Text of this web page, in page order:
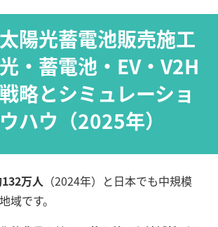
陽光蓄電池販売施工
・蓄電池・EV・V2H
略とシミュレーショ
ハウ（2025年）
万人 （2024年）と日本でも中規模
域です。